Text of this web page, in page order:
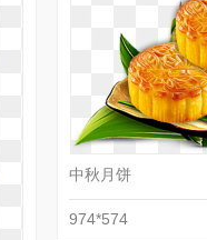
中秋月饼
974*574